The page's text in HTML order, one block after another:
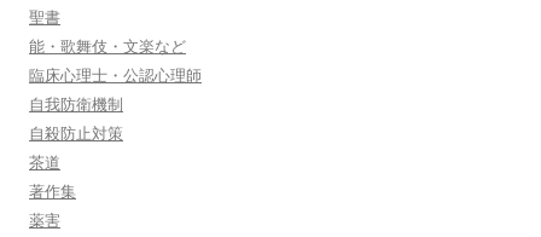
聖書
能・歌舞伎・文楽など
臨床心理士・公認心理師
自我防衛機制
自殺防止対策
茶道
著作集
薬害